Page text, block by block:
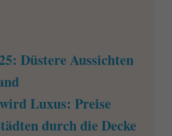
Düstere Aussichten
Luxus: Preise
durch die Decke